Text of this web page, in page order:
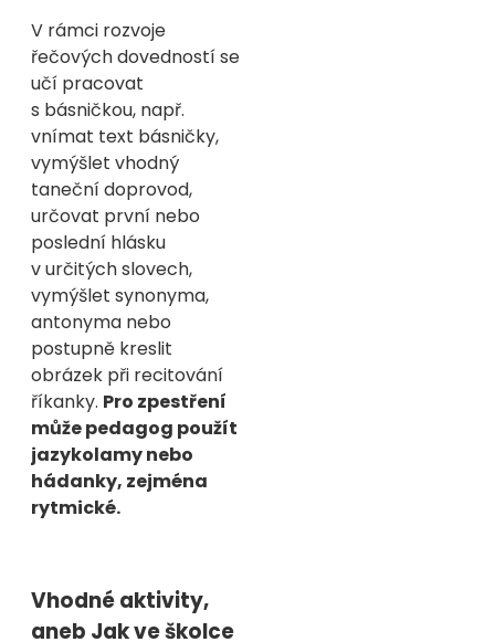
V rámci rozvoje
řečových dovedností se
učí pracovat
s básničkou, např.
vnímat text básničky,
vymýšlet vhodný
taneční doprovod,
určovat první nebo
poslední hlásku
v určitých slovech,
vymýšlet synonyma,
antonyma nebo
postupně kreslit
obrázek při recitování
říkanky. Pro zpestření
může pedagog použít
jazykolamy nebo
hádanky, zejména
rytmické.
Vhodné aktivity,
aneb Jak ve školce